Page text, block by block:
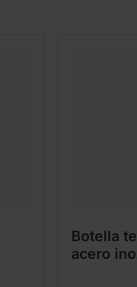
Botella
acero